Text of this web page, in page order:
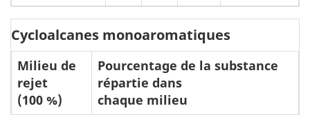
Cycloalcanes monoaromatiques
Milieu de
rejet
(100 %)
Pourcentage de la substance
répartie dans
chaque milieu